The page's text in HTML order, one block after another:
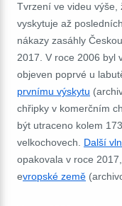
Tvrzení ve videu výše,
vyskytuje až
nákazy zasáhly
2017. V roce 2006 byl
objeven poprvé u
prvnímu výskytu
chřipky v komerčním
být utraceno kolem
velkochovech. Další
opakovala v roce
evropské země